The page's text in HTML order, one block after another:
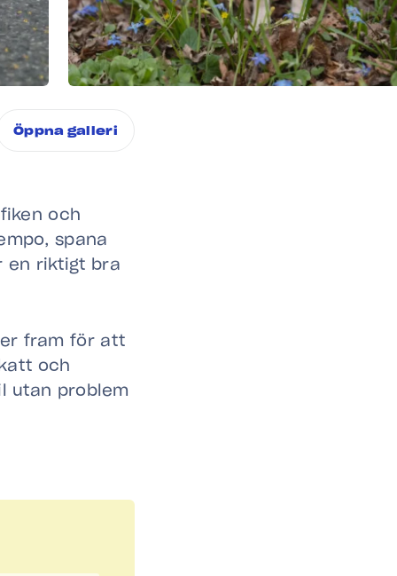
Öppna galleri
och
spana
en riktigt bra
fram för att
och
utan problem